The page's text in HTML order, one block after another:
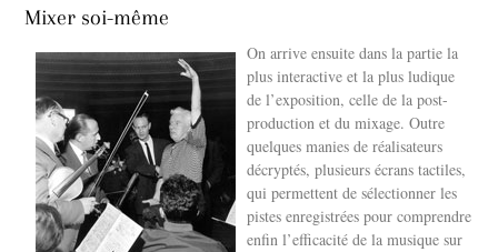
Mixer soi-même
On arrive ensuite dans la partie la
plus interactive et la plus ludique
de l’exposition, celle de la post-
production et du mixage. Outre
quelques manies de réalisateurs
décryptés, plusieurs écrans tactiles,
qui permettent de sélectionner les
pistes enregistrées pour comprendre
enfin l’efficacité de la musique sur